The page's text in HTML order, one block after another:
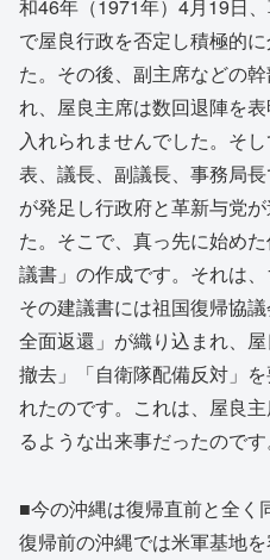
和46年（1971年）4月19日
で屋良行政を否定し積極的
た。その後、副主席などの
れ、屋良主席は数回退陣を
入れられませんでした。そ
表、議長、副議長、事務局
が発足し行政府と革新与党
た。そこで、真っ先に始め
議書」の作成です。それは、
その建議書には祖国復帰協
全面返還」が織り込まれ、
撤去」「自衛隊配備反対」
れたのです。これは、屋良
るような出来事だったのです
■今の沖縄は復帰直前と全く
復帰前の沖縄では米軍基地